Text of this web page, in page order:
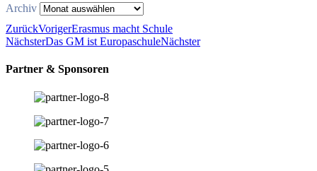
Archiv
ZurückVorigerErasmus macht Schule
NächsterDas GM ist EuropaschuleNächster
Partner & Sponsoren